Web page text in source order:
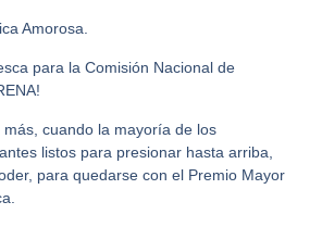
Amorosa.
para la Comisión Nacional de
cuando la mayoría de los
listos para presionar hasta arriba,
para quedarse con el Premio Mayor